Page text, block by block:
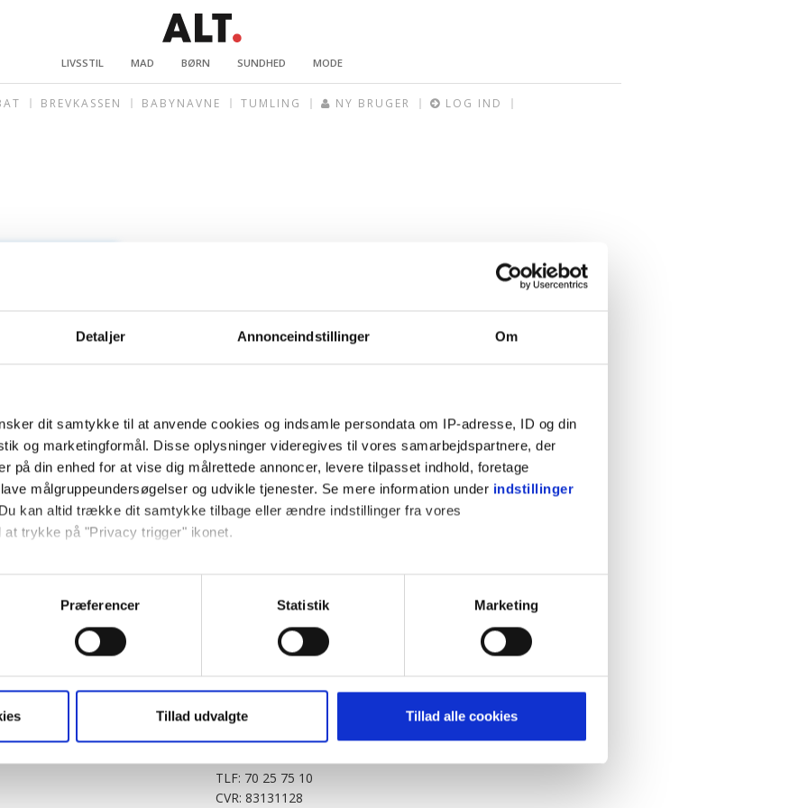
Detaljer Annonceindstillinger Om
dit samtykke til at anvende cookies og indsamle persondata om IP-adresse, ID og din
og marketingformål. Disse oplysninger videregives til vores samarbejdspartnere, der
på din enhed for at vise dig målrettede annoncer, levere tilpasset indhold, foretage
målgruppeundersøgelser og udvikle tjenester. Se mere information under indstillinger
kan altid trække dit samtykke tilbage eller ændre indstillinger fra vores
at trykke på "Privacy trigger" ikonet.
gerne:
om din placering, der kan være nøjagtig inden for få meter
baseret på en scanning af dens unikke karakteristika (fingerprinting)
må bruge egne cookies og cookies fra tredjeparter til at optimere dit besøg på vores
generere statistik og huske dine præferencer samt til brug for markedsføring, så vi
tilbage. Du skal være opmærksom på, at vores hjemmeside muligvis ikke fungerer
cookies eller tilbagetrækker et samtykke. Du kan læse mere om vores brug af cookies
Præferencer Statistik Marketing
Tillad udvalgte Tillad alle cookies
LIVSSTIL MAD BØRN SUNDHED MODE
BREVKASSEN BABYNAVNE TUMLING NY BRUGER LOG IND
KitchenOne.dk
Jollyroom.dk
Outnorth.dk
Klikk.no
Alt.dk
Realityportalen.dk
Cookiepolitik
Privatlivspolitik
BABY.DK
Story House Egmont A/S
Strødamvej 46
TLF: 70 25 75 10
CVR: 83131128